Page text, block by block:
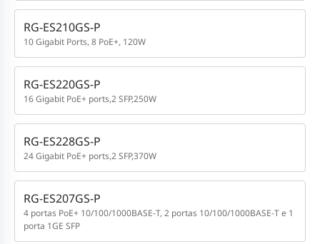
RG-ES210GS-P
10 Gigabit Ports, 8 PoE+, 120W
RG-ES220GS-P
16 Gigabit PoE+ ports,2 SFP,250W
RG-ES228GS-P
24 Gigabit PoE+ ports,2 SFP,370W
RG-ES207GS-P
4 portas PoE+ 10/100/1000BASE-T, 2 portas 10/100/1000BASE-T e 1
porta 1GE SFP